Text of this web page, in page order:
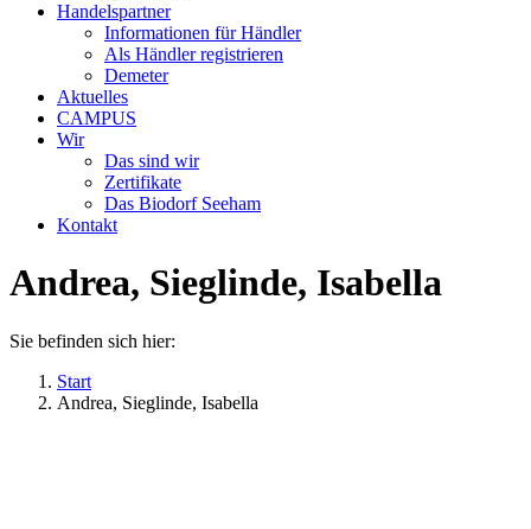
Handelspartner
Informationen für Händler
Als Händler registrieren
Demeter
Aktuelles
CAMPUS
Wir
Das sind wir
Zertifikate
Das Biodorf Seeham
Kontakt
Andrea, Sieglinde, Isabella
Sie befinden sich hier:
Start
Andrea, Sieglinde, Isabella